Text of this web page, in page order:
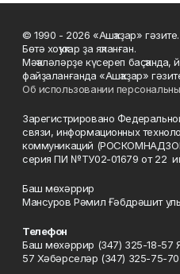
© 1990 - 2026 «Ашҡаҙар» гәзите.
Бөтә хоҡуҡтар ҙа яҡланған.
Мәҡәләләрҙе күсереп
файҙаланғанда «Ашҡаҙар»
Об использовании
Зарегистрировано
связи, информационных
коммуникаций
серия ПИ №ТУ02-01679 от 22
Баш мөхәррир
Мансуров Рәмил Ғәбдрәшит
Телефон
Баш мөхәррир (347) 325-18-57
57 Хәбәрселәр (347) 325-75-